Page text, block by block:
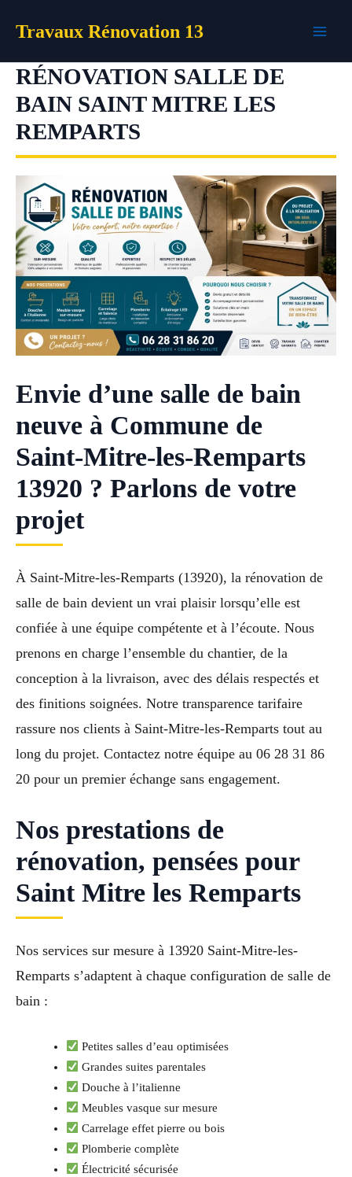
Travaux Rénovation 13
RÉNOVATION SALLE DE
BAIN SAINT MITRE LES
REMPARTS
Envie d’une salle de bain
neuve à Commune de
Saint-Mitre-les-Remparts
13920 ? Parlons de votre
projet
À Saint-Mitre-les-Remparts (13920), la rénovation de
salle de bain devient un vrai plaisir lorsqu’elle est
confiée à une équipe compétente et à l’écoute. Nous
prenons en charge l’ensemble du chantier, de la
conception à la livraison, avec des délais respectés et
des finitions soignées. Notre transparence tarifaire
rassure nos clients à Saint-Mitre-les-Remparts tout au
long du projet. Contactez notre équipe au 06 28 31 86
20 pour un premier échange sans engagement.
Nos prestations de
rénovation, pensées pour
Saint Mitre les Remparts
Nos services sur mesure à 13920 Saint-Mitre-les-
Remparts s’adaptent à chaque configuration de salle de
bain :
Petites salles d’eau optimisées
Grandes suites parentales
Douche à l’italienne
Meubles vasque sur mesure
Carrelage effet pierre ou bois
Plomberie complète
Électricité sécurisée